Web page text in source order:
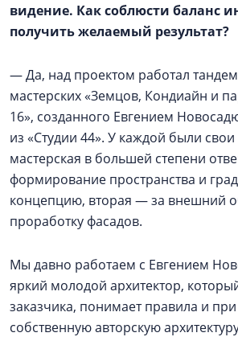
видение. Как соблюсти баланс
получить желаемый результат?
— Да, над проектом работал
мастерских «Земцов, Кондиайн и
16», созданного Евгением
из «Студии 44». У каждой были
мастерская в большей степени
формирование пространства и
концепцию, вторая — за внешний
проработку фасадов.
Мы давно работаем с Евгением
яркий молодой архитектор,
заказчика, понимает правила и при
собственную авторскую